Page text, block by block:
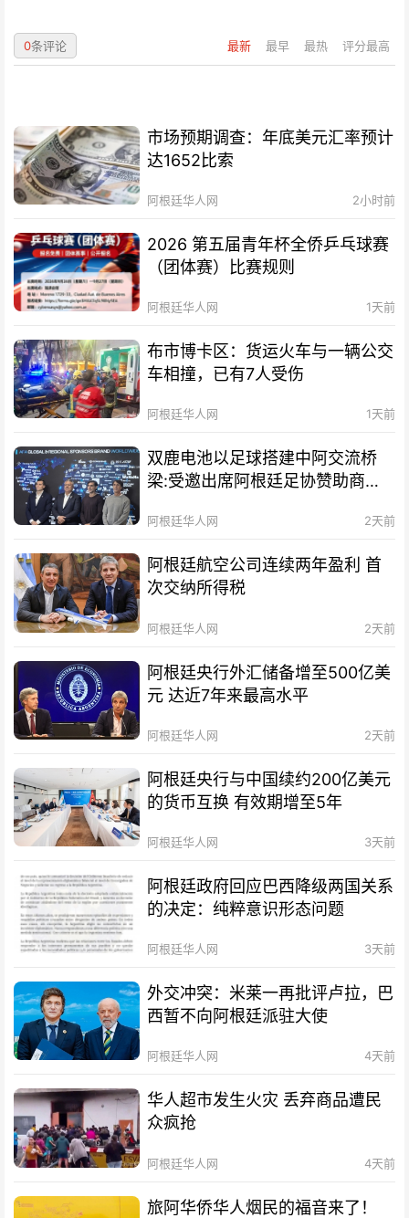
最新 最早 最热 评分最高
0条评论
市场预期调查：年底美元汇率预计
达1652比索
阿根廷华人网 2小时前
2026 第五届青年杯全侨乒乓球赛
（团体赛）比赛规则
阿根廷华人网 1天前
布市博卡区：货运火车与一辆公交
车相撞，已有7人受伤
阿根廷华人网 1天前
双鹿电池以足球搭建中阿交流桥
梁:受邀出席阿根廷足协赞助商招
阿根廷华人网 2天前
阿根廷航空公司连续两年盈利 首
次交纳所得税
阿根廷华人网 2天前
阿根廷央行外汇储备增至500亿美
元 达近7年来最高水平
阿根廷华人网 2天前
阿根廷央行与中国续约200亿美元
的货币互换 有效期增至5年
阿根廷华人网 3天前
阿根廷政府回应巴西降级两国关系
的决定：纯粹意识形态问题
阿根廷华人网 3天前
外交冲突：米莱一再批评卢拉，巴
西暂不向阿根廷派驻大使
阿根廷华人网 4天前
华人超市发生火灾 丢弃商品遭民
众疯抢
阿根廷华人网 4天前
旅阿华侨华人烟民的福音来了！